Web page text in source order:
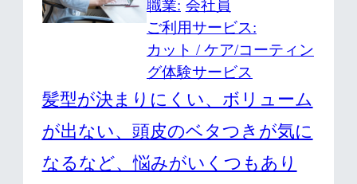
職業 会社員
ご利用サービス
カット / ケア/コーティン
グ体験サービス
髪型が決まりにくい、ボリューム
が出ない、頭皮のベタつきが気に
なるなど、悩みがいくつもあり